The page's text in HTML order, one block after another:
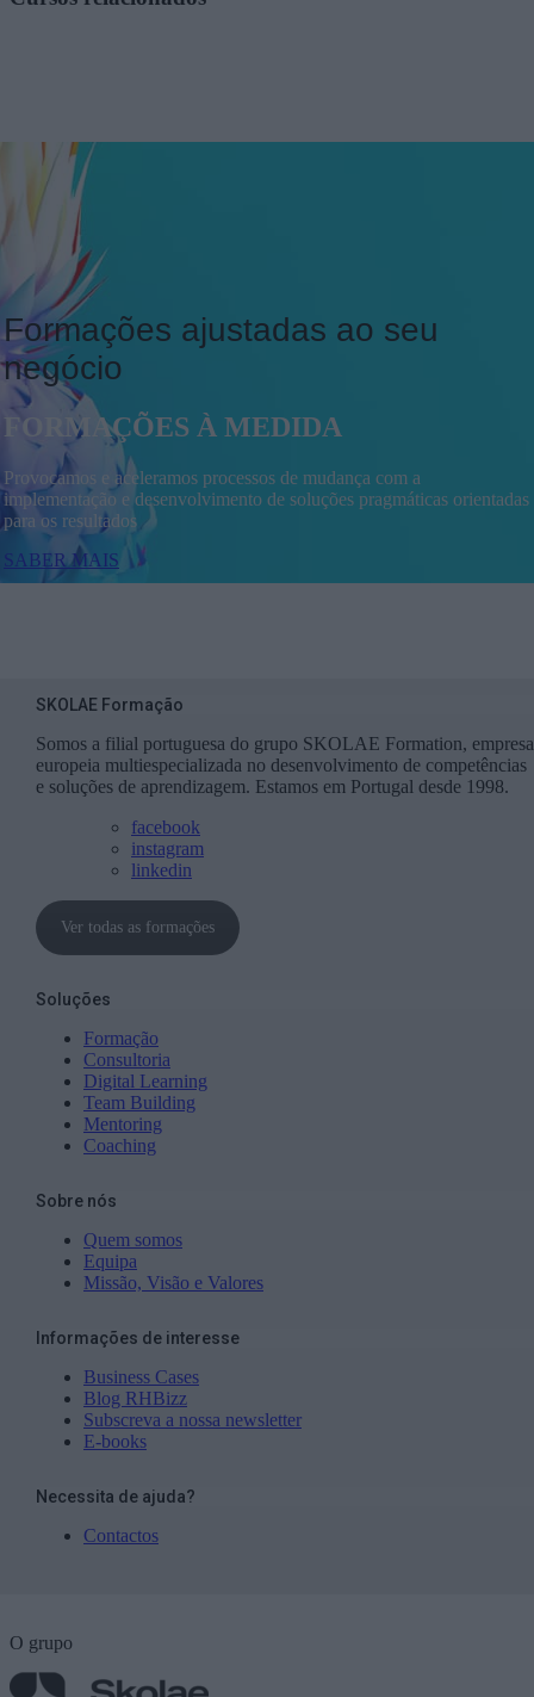
Formações ajustadas ao seu
negócio
FORMAÇÕES À MEDIDA
Provocamos e aceleramos processos de mudança com a
implementação e desenvolvimento de soluções pragmáticas orientadas
para os resultados
SABER MAIS
SKOLAE Formação
Somos a filial portuguesa do grupo SKOLAE Formation, empresa
europeia multiespecializada no desenvolvimento de competências
e soluções de aprendizagem. Estamos em Portugal desde 1998.
facebook
instagram
linkedin
Ver todas as formações
Soluções
Formação
Consultoria
Digital Learning
Team Building
Mentoring
Coaching
Sobre nós
Quem somos
Equipa
Missão, Visão e Valores
Informações de interesse
Business Cases
Blog RHBizz
Subscreva a nossa newsletter
E-books
Necessita de ajuda?
Contactos
O grupo